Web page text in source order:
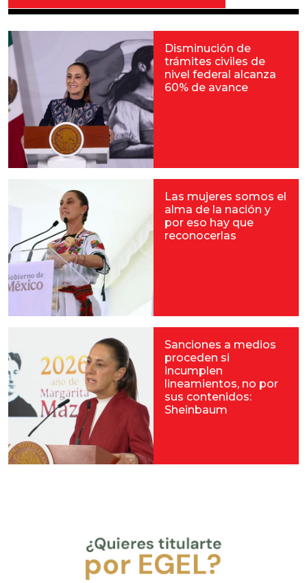
Disminución de
trámites civiles de
nivel federal alcanza
60% de avance
Las mujeres somos el
alma de la nación y
por eso hay que
reconocerlas
Sanciones a medios
proceden si
incumplen
lineamientos, no por
sus contenidos:
Sheinbaum